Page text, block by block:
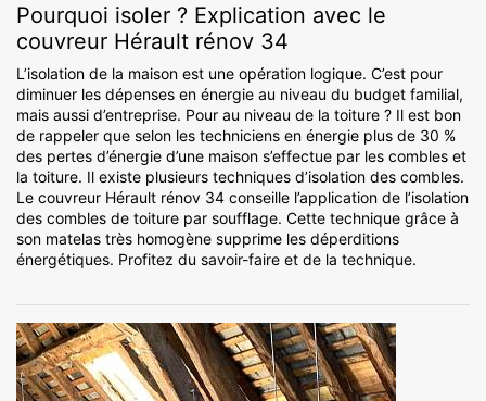
Pourquoi isoler ? Explication avec le
couvreur Hérault rénov 34
L’isolation de la maison est une opération logique. C’est pour
diminuer les dépenses en énergie au niveau du budget familial,
mais aussi d’entreprise. Pour au niveau de la toiture ? Il est bon
de rappeler que selon les techniciens en énergie plus de 30 %
des pertes d’énergie d’une maison s’effectue par les combles et
la toiture. Il existe plusieurs techniques d’isolation des combles.
Le couvreur Hérault rénov 34 conseille l’application de l’isolation
des combles de toiture par soufflage. Cette technique grâce à
son matelas très homogène supprime les déperditions
énergétiques. Profitez du savoir-faire et de la technique.